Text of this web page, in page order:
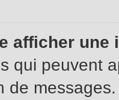
afficher une
qui peuvent
de